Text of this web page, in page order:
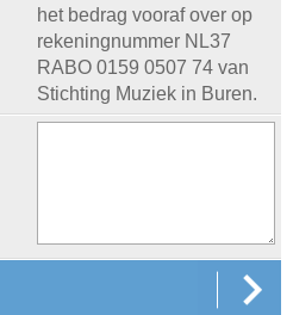
het bedrag vooraf over op
rekeningnummer NL37
RABO 0159 0507 74 van
Stichting Muziek in Buren.